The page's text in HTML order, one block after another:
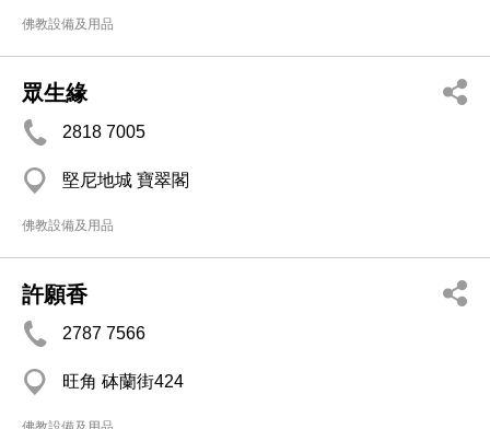
佛教設備及用品
眾生緣
2818 7005
堅尼地城 寶翠閣
佛教設備及用品
許願香
2787 7566
旺角 砵蘭街424